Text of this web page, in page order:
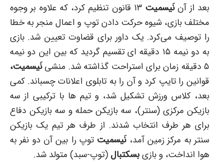
بعد از آننَیسمیت
۱۳ قانون تنظیم کرد، که علاوه بر وجوه
مختلف بازی، شیوه حرکت دادن توپ و اعمال منجر به خطا
را توصیف می‌کرد. یک داور برای قضاوت تعیین شد. بازی
به دو نیمه ۱۵ دقیقه ای تقسیم گردید که بین این دو نیمه
۵ دقیقه زمان برای استراحت گذاشته شد. منشی
نَیسمیت،
قوانین را تایپ کرد و آن را به تابلوی اعلانات چسباند. کمی
بعد، کلاس ورزش تشکیل شد، و تیم ها با ترکیبی از سه
بازیکن مرکزی (سنتر)، سه بازیکن حمله و سه بازیکن دفاع
برای هر طرف انتخاب شدند. از طرف هر تیم یک بازیکن
سنتر به مرکز زمین آمد،نَیسمیت توپ را بین آن دو نفر به
هوا انداخت، و بازیبسکتبال (توپ-سبد) متولد شد.